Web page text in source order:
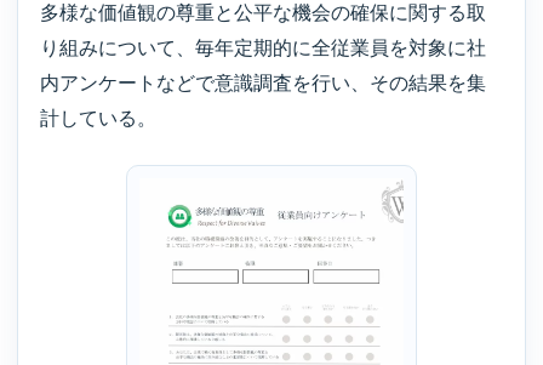
多様な価値観の尊重と公平な機会の確保に関する取
り組みについて、毎年定期的に全従業員を対象に社
内アンケートなどで意識調査を行い、その結果を集
計している。